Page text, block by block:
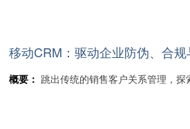
移动CRM：驱动企业防伪、合
概要： 跳出传统的销售客户关系管理，